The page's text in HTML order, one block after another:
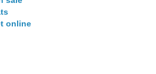
online